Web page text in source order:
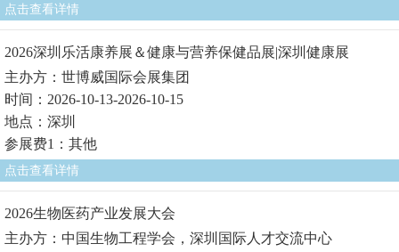
点击查看详情
2026深圳乐活康养展＆健康与营养保健品展|深圳健康展
主办方：世博威国际会展集团
时间：2026-10-13-2026-10-15
地点：深圳
参展费1：其他
点击查看详情
2026生物医药产业发展大会
主办方：中国生物工程学会，深圳国际人才交流中心